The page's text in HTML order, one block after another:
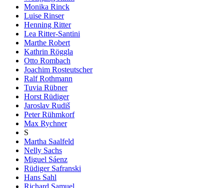
Monika Rinck
Luise Rinser
Henning Ritter
Lea Ritter-Santini
Marthe Robert
Kathrin Röggla
Otto Rombach
Joachim Rosteutscher
Ralf Rothmann
Tuvia Rübner
Horst Rüdiger
Jaroslav Rudiš
Peter Rühmkorf
Max Rychner
S
Martha Saalfeld
Nelly Sachs
Miguel Sáenz
Rüdiger Safranski
Hans Sahl
Richard Samuel